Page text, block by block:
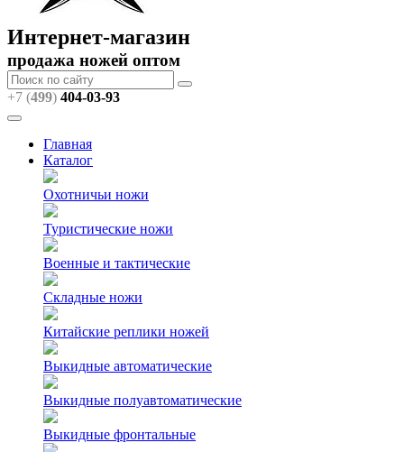
Интернет-магазин
продажа ножей оптом
+7 (499) 404-03-93
Главная
Каталог
Охотничьи ножи
Туристические ножи
Военные и тактические
Складные ножи
Китайские реплики ножей
Выкидные автоматические
Выкидные полуавтоматические
Выкидные фронтальные